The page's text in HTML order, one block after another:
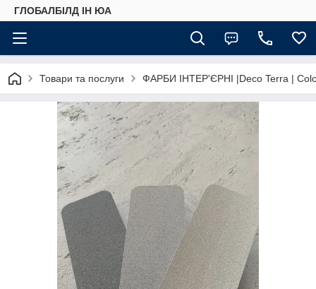
ГЛОБАЛБІЛД ІН ЮА
Товари та послуги ФАРБИ ІНТЕР'ЄРНІ |Deco Terra |